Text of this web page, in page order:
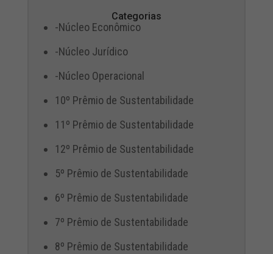
Categorias
-Núcleo Econômico
-Núcleo Jurídico
-Núcleo Operacional
10º Prêmio de Sustentabilidade
11º Prêmio de Sustentabilidade
12º Prêmio de Sustentabilidade
5º Prêmio de Sustentabilidade
6º Prêmio de Sustentabilidade
7º Prêmio de Sustentabilidade
8º Prêmio de Sustentabilidade